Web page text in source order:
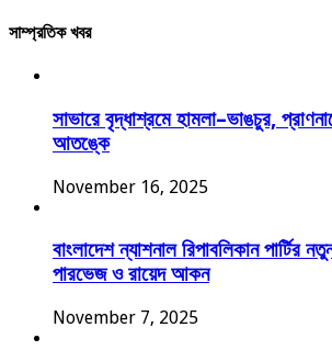
সাম্প্রতিক খবর
সাভারে বৃদ্ধাশ্রমে হামলা–ভাঙচুর,
আতঙ্কে
November 16, 2025
বাংলাদেশ ন্যাশনাল রিপাবলিকান পার্টির
পারভেজ ও রায়েদ আকন
November 7, 2025